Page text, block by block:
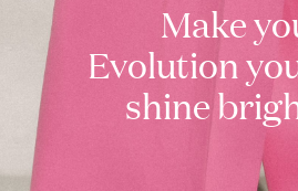
Make
Evolution
shine